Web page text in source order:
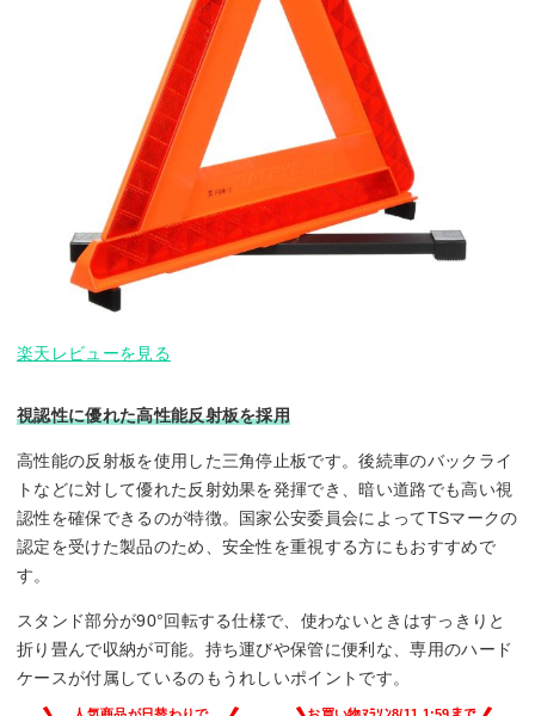
楽天レビューを見る
視認性に優れた高性能反射板を採用
高性能の反射板を使用した三角停止板です。後続車のバックライ
トなどに対して優れた反射効果を発揮でき、暗い道路でも高い視
認性を確保できるのが特徴。国家公安委員会によってTSマークの
認定を受けた製品のため、安全性を重視する方にもおすすめで
す。
スタンド部分が90°回転する仕様で、使わないときはすっきりと
折り畳んで収納が可能。持ち運びや保管に便利な、専用のハード
ケースが付属しているのもうれしいポイントです。